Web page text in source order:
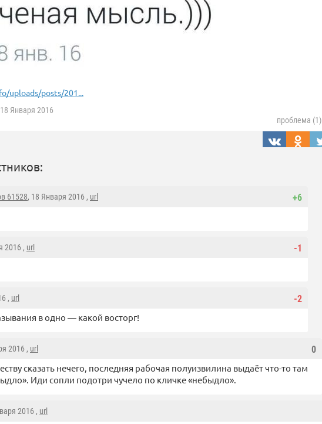
uploads/posts/201...
18 Января 2016
проблема (1)
+6
61528, 18 Января 2016 , url
-1
2016 , url
-2
, url
в одно — какой восторг!
0
2016 , url
сказать нечего, последняя рабочая полуизвилина выдаёт что-то там
Иди сопли подотри чучело по кличке «небыдло».
2016 , url